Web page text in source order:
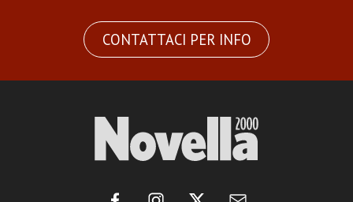
CONTATTACI PER INFO